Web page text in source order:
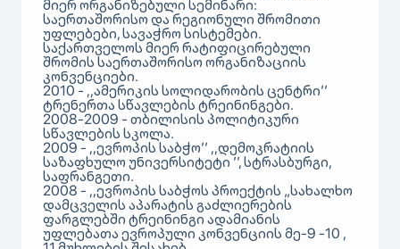
მიერ ორგანიზებული სემინარი:
საერთაშორისო და რეგიონული შრომითი
უფლებები, სავაჭრო სისტემები.
საქართველოს მიერ რატიფიცირებული
შრომის საერთაშორისო ორგანიზაციის
კონვენციები.
2010 - ,,ამერიკის სოლიდარობის ცენტრი’’
ტრენერთა სწავლების ტრეინინგები.
2008-2009 - თბილისის პოლიტიკური
სწავლების სკოლა.
2009 - ,,ევროპის საბჭო’’ ,,დემოკრატიის
საზაფხულო უნივერსიტეტი ’’, სტრასბურგი,
საფრანგეთი.
2008 - ,,ევროპის საბჭოს პროექტის „სახალხო
დამცველის აპარატის გაძლიერების
ფარგლებში ტრეინინგი ადამიანის
უფლებათა ევროპული კონვენციის მე-9 -10 ,